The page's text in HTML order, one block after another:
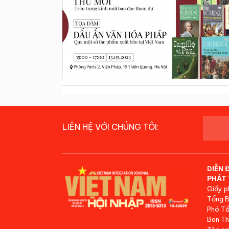
LIÊN HỆ VỚI CHÚNG TÔI:
DIỄN
PHÁT
Giấy
Tổng
Phó
Ban